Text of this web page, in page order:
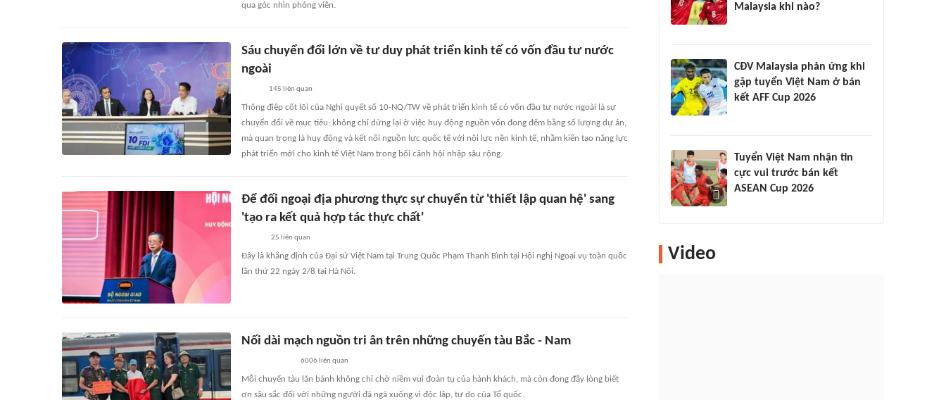
qua góc nhìn phóng viên.
Sáu chuyển đổi lớn về tư duy phát triển kinh tế có vốn đầu tư nước
ngoài
145 liên quan
Thông điệp cốt lõi của Nghị quyết số 10-NQ/TW về phát triển kinh tế có vốn đầu tư nước ngoài là sự
chuyển đổi về mục tiêu: không chỉ dừng lại ở việc huy động nguồn vốn đong đếm bằng số lượng dự án,
mà quan trọng là huy động và kết nối nguồn lực quốc tế với nội lực nền kinh tế, nhằm kiến tạo năng lực
phát triển mới cho kinh tế Việt Nam trong bối cảnh hội nhập sâu rộng.
Để đối ngoại địa phương thực sự chuyển từ 'thiết lập quan hệ' sang
'tạo ra kết quả hợp tác thực chất'
25 liên quan
Đây là khẳng định của Đại sứ Việt Nam tại Trung Quốc Phạm Thanh Bình tại Hội nghị Ngoại vụ toàn quốc
lần thứ 22 ngày 2/8 tại Hà Nội.
Nối dài mạch nguồn tri ân trên những chuyến tàu Bắc - Nam
6006 liên quan
Mỗi chuyến tàu lăn bánh không chỉ chở niềm vui đoàn tụ của hành khách, mà còn đong đầy lòng biết
ơn sâu sắc đối với những người đã ngã xuống vì độc lập, tự do của Tổ quốc.
Malaysia khi nào?
CĐV Malaysia phản ứng khi
gặp tuyển Việt Nam ở bán
kết AFF Cup 2026
Tuyển Việt Nam nhận tin
cực vui trước bán kết
ASEAN Cup 2026
Video